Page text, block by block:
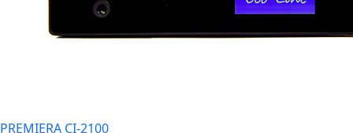
PREMIERA CI-2100